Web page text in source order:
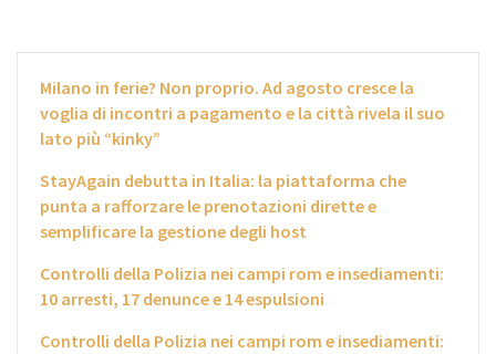
Milano in ferie? Non proprio. Ad agosto cresce la
voglia di incontri a pagamento e la città rivela il suo
lato più “kinky”
StayAgain debutta in Italia: la piattaforma che
punta a rafforzare le prenotazioni dirette e
semplificare la gestione degli host
Controlli della Polizia nei campi rom e insediamenti:
10 arresti, 17 denunce e 14 espulsioni
Controlli della Polizia nei campi rom e insediamenti: